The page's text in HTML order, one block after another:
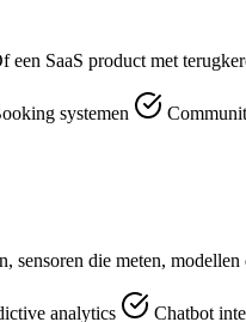
SaaS product met
systemen
sensoren die meten,
analytics
Chatbot